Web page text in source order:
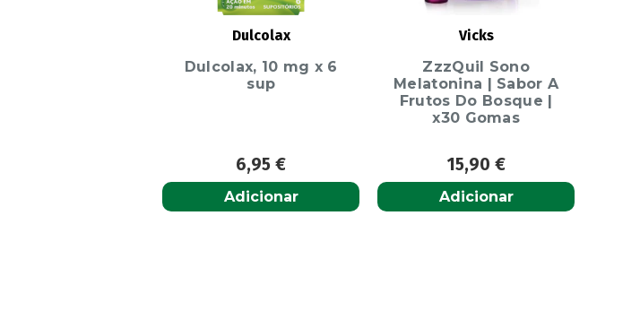
Dulcolax
Dulcolax, 10 mg x 6
sup
6,95€
Adicionar
Vicks
ZzzQuil Sono
Melatonina | Sabor A
Frutos Do Bosque |
x30 Gomas
15,90 €
Adicionar